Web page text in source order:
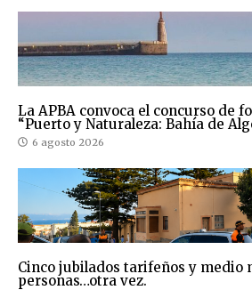
La APBA convoca el concurso de
“Puerto y Naturaleza: Bahía de
6 agosto 2026
Cinco jubilados tarifeños y medio
personas…otra vez.